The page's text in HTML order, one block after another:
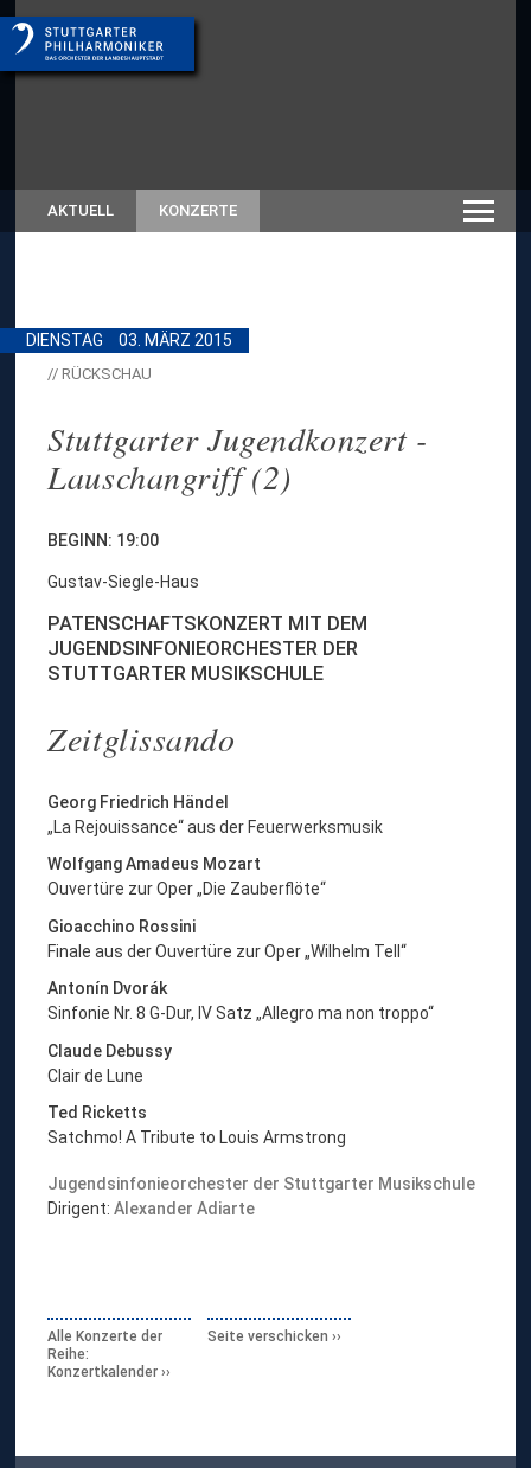
AKTUELL KONZERTE
DIENSTAG 03. MÄRZ 2015
// RÜCKSCHAU
Stuttgarter Jugendkonzert -
Lauschangriff (2)
BEGINN: 19:00
Gustav-Siegle-Haus
PATENSCHAFTSKONZERT MIT DEM
JUGENDSINFONIEORCHESTER DER
STUTTGARTER MUSIKSCHULE
Zeitglissando
Georg Friedrich Händel
„La Rejouissance“ aus der Feuerwerksmusik
Wolfgang Amadeus Mozart
Ouvertüre zur Oper „Die Zauberflöte“
Gioacchino Rossini
Finale aus der Ouvertüre zur Oper „Wilhelm Tell“
Antonín Dvorák
Sinfonie Nr. 8 G-Dur, IV Satz „Allegro ma non troppo“
Claude Debussy
Clair de Lune
Ted Ricketts
Satchmo! A Tribute to Louis Armstrong
Jugendsinfonieorchester der Stuttgarter Musikschule
Dirigent:Alexander Adiarte
Alle Konzerte der
Reihe:
Konzertkalender
Seite verschicken